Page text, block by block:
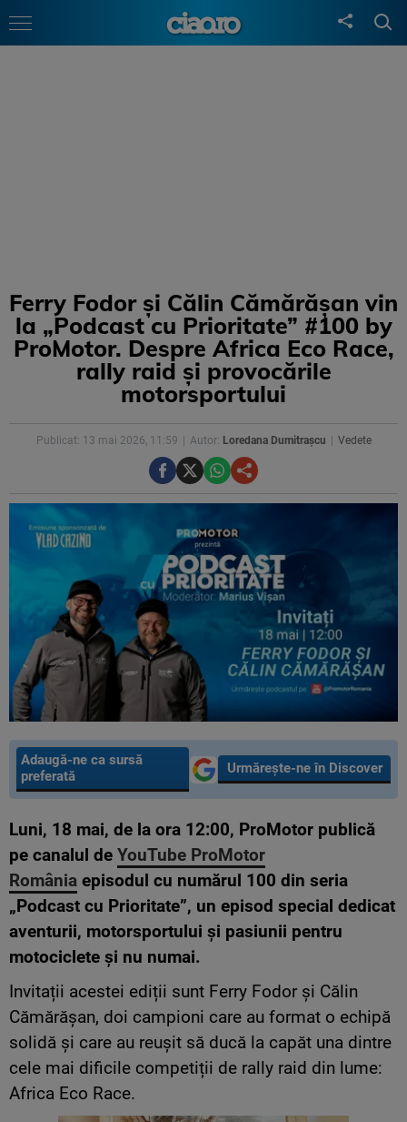
Ferry Fodor și Călin Cămărășan vin
la „Podcast cu Prioritate” #100 by
ProMotor. Despre Africa Eco Race,
rally raid și provocările
motorsportului
Publicat: 13 mai 2026, 11:59 Autor: Loredana Dumitrașcu Vedete
Adaugă-ne ca sursă
preferată
Urmărește-ne în Discover
Luni, 18 mai, de la ora 12:00, ProMotor publică
pe canalul de YouTube ProMotor
România episodul cu numărul 100 din seria
„Podcast cu Prioritate”, un episod special dedicat
aventurii, motorsportului și pasiunii pentru
motociclete și nu numai.
Invitații acestei ediții sunt Ferry Fodor și Călin
Cămărășan, doi campioni care au format o echipă
solidă și care au reușit să ducă la capăt una dintre
cele mai dificile competiții de rally raid din lume:
Africa Eco Race.